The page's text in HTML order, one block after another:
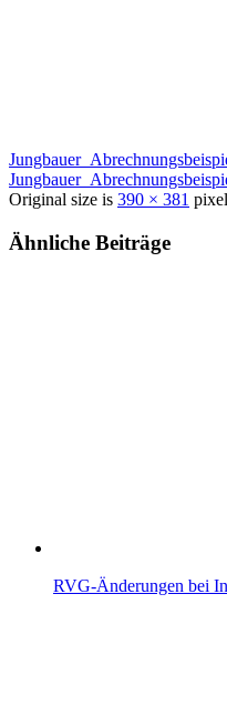
Original size is 390 × 381
Ähnliche Beiträge
RVG-Änderungen bei